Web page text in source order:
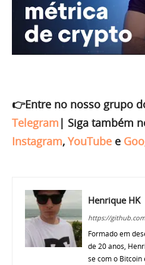
👉Entre no nosso grupo
Telegram | Siga também
Instagram, YouTube e
Henrique HK
https://
Formado em
de 20 anos,
se com o Bitcoin